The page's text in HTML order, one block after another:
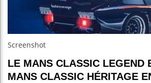
Screenshot
LE MANS CLASSIC LEGEND
MANS CLASSIC HÉRITAGE